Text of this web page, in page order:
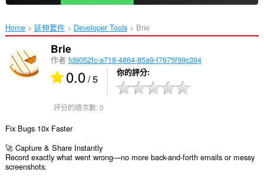
Home 延伸套件 Developer Tools Brie‎
Brie
作者 fd9052fc-a718-4864-85a9-f7675f99c394
0.0/ 5 你的評分
評分的總次數:0
Fix Bugs 10x Faster
🚀 Capture & Share Instantly
Record exactly what went wrong—no more back-and-forth emails or messy
screenshots.